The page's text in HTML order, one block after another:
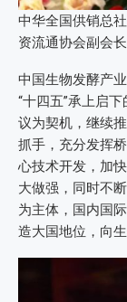
中华全国供销总
资流通协会副会
中国生物发酵产
“十四五”承上启
议为契机，继续
抓手，充分发挥
心技术开发，加
大做强，同时不
为主体，国内国
造大国地位，向